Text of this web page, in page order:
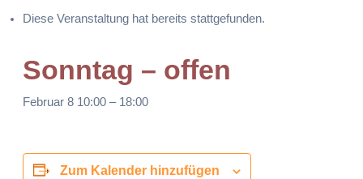
Diese Veranstaltung hat bereits stattgefunden.
Sonntag – offen
Februar 8 10:00 – 18:00
Zum Kalender hinzufügen